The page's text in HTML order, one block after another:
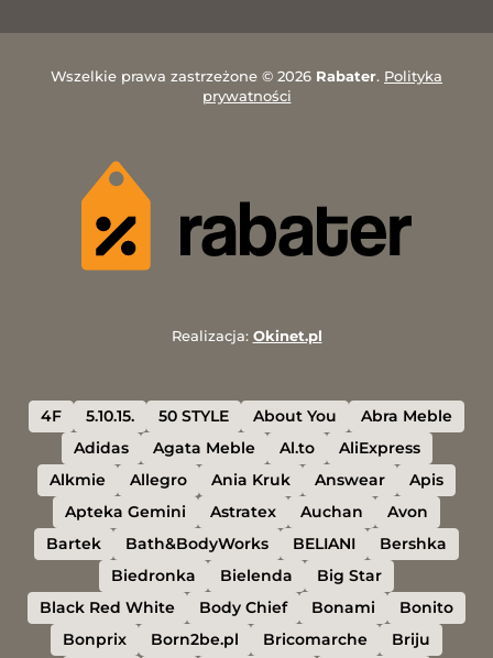
Wszelkie prawa zastrzeżone © 2026 Rabater. Polityka
prywatności
Realizacja: Okinet.pl
4F 5.10.15. 50 STYLE About You
Abra Meble
Adidas
Agata Meble Al.to
AliExpress
Alkmie
Allegro Ania Kruk Answear
Apis
Apteka Gemini
Astratex Auchan
Avon
Bartek
Bath&BodyWorks BELIANI
Bershka
Biedronka
Bielenda
Big Star
Black Red White
Body Chief Bonami
Bonito
Bonprix
Born2be.pl Bricomarche Briju